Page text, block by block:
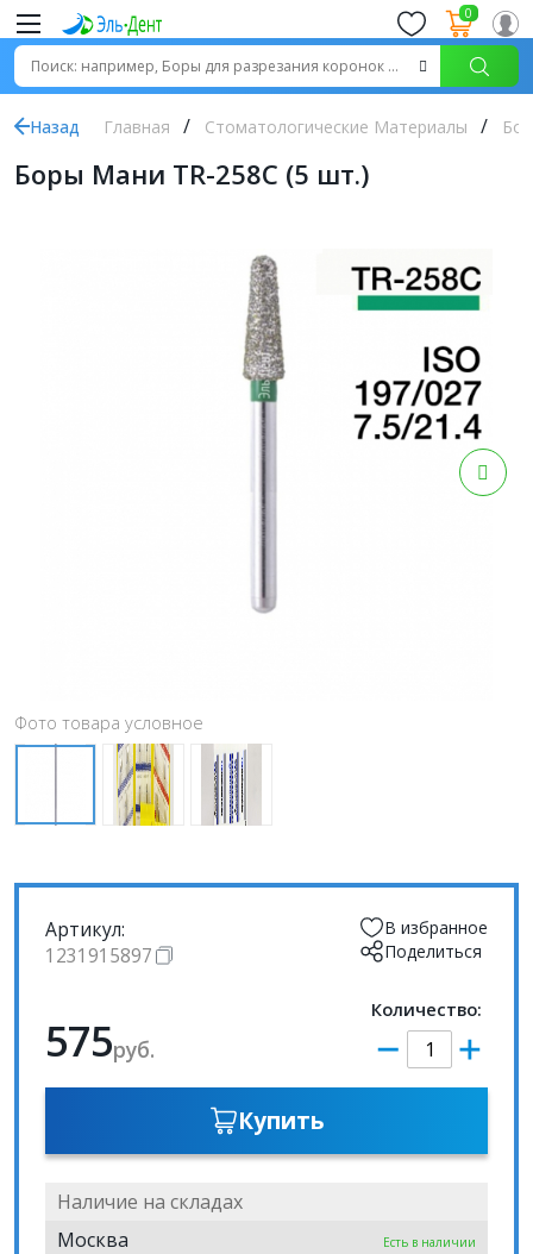
0
Назад Главная Стоматологические Материалы
Боры Мани TR-258C (5 шт.)
Фото товара условное
Артикул:
1231915897
В избранное
Поделиться
575руб.
Количество:
Купить
Наличие на складах
Москва
Есть в наличии